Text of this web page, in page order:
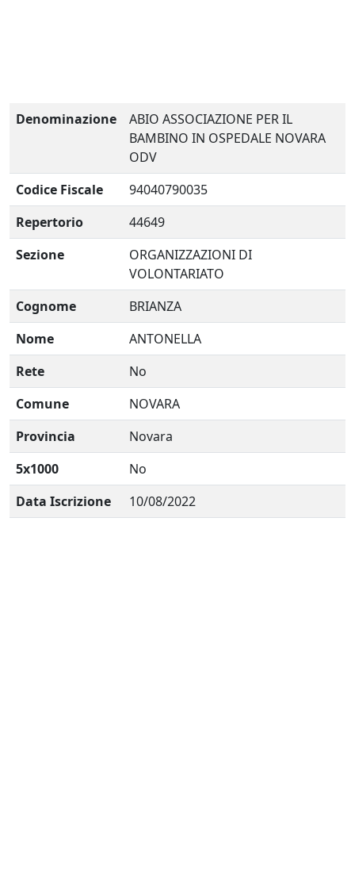
Denominazione
ABIO ASSOCIAZIONE PER IL
BAMBINO IN OSPEDALE NOVARA
ODV
Codice Fiscale
94040790035
Repertorio
44649
Sezione
ORGANIZZAZIONI DI
VOLONTARIATO
Cognome
BRIANZA
Nome
ANTONELLA
Rete
No
Comune
NOVARA
Provincia
Novara
5x1000
No
Data Iscrizione
10/08/2022